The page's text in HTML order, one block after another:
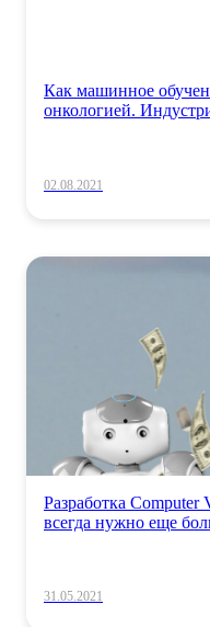
Как машинное
онкологией.
02.08.2021
Разработка
всегда нужно еще
31.05.2021